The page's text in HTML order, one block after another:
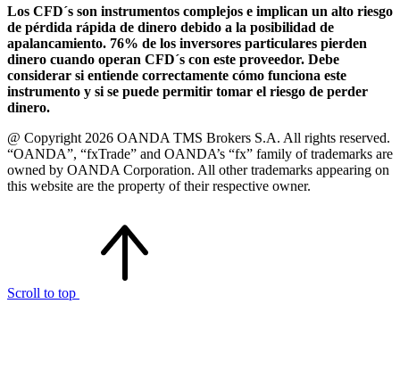
Los CFD´s son instrumentos complejos e implican un alto riesgo
de pérdida rápida de dinero debido a la posibilidad de
apalancamiento. 76% de los inversores particulares pierden
dinero cuando operan CFD´s con este proveedor. Debe
considerar si entiende correctamente cómo funciona este
instrumento y si se puede permitir tomar el riesgo de perder
dinero.
@ Copyright 2026 OANDA TMS Brokers S.A. All rights reserved.
“OANDA”, “fxTrade” and OANDA’s “fx” family of trademarks are
owned by OANDA Corporation. All other trademarks appearing on
this website are the property of their respective owner.
Scroll to top